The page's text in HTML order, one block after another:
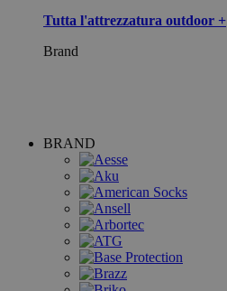
Tutta l'attrezzatura outdoor +
Brand
BRAND